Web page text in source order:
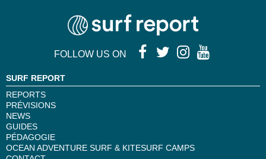
FOLLOW US ON
SURF REPORT
REPORTS
PRÉVISIONS
NEWS
GUIDES
PÉDAGOGIE
OCEAN ADVENTURE SURF & KITESURF CAMPS